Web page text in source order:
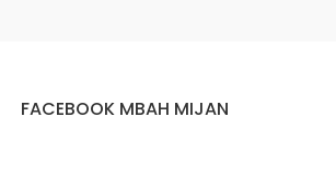
FACEBOOK MBAH MIJAN